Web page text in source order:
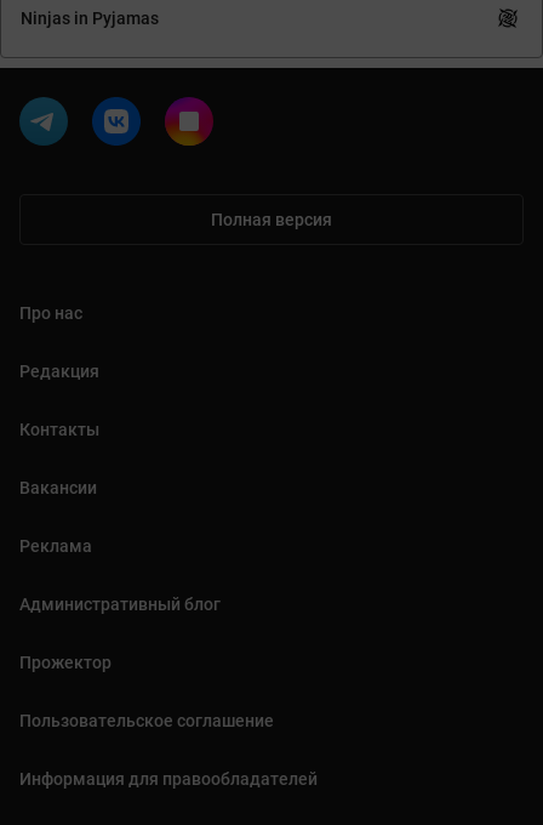
Ninjas in Pyjamas
Полная версия
Про нас
Редакция
Контакты
Вакансии
Реклама
Административный блог
Прожектор
Пользовательское соглашение
Информация для правообладателей